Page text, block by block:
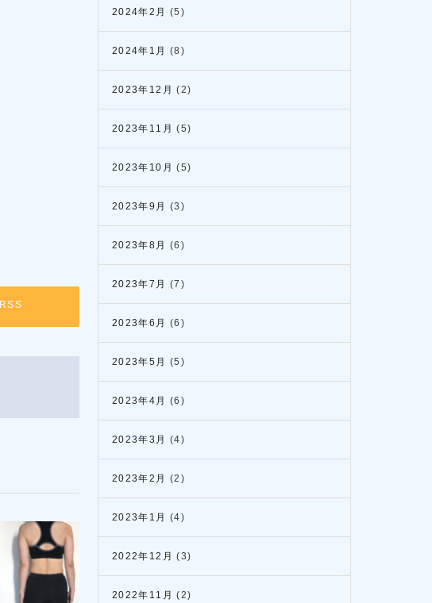
RSS
2024年2月 (5)
2024年1月 (8)
2023年12月 (2)
2023年11月 (5)
2023年10月 (5)
2023年9月 (3)
2023年8月 (6)
2023年7月 (7)
2023年6月 (6)
2023年5月 (5)
2023年4月 (6)
2023年3月 (4)
2023年2月 (2)
2023年1月 (4)
2022年12月 (3)
2022年11月 (2)